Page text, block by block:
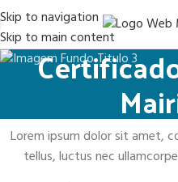
Skip to navigation
Skip to main content
Lorem ipsum dolor sit amet,
tellus, luctus nec